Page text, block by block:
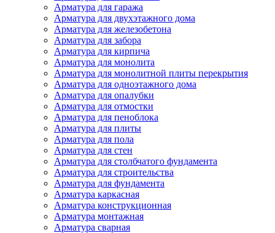
Арматура для гаража
Арматура для двухэтажного дома
Арматура для железобетона
Арматура для забора
Арматура для кирпича
Арматура для монолита
Арматура для монолитной плиты перекрытия
Арматура для одноэтажного дома
Арматура для опалубки
Арматура для отмостки
Арматура для пеноблока
Арматура для плиты
Арматура для пола
Арматура для стен
Арматура для столбчатого фундамента
Арматура для строительства
Арматура для фундамента
Арматура каркасная
Арматура конструкционная
Арматура монтажная
Арматура сварная